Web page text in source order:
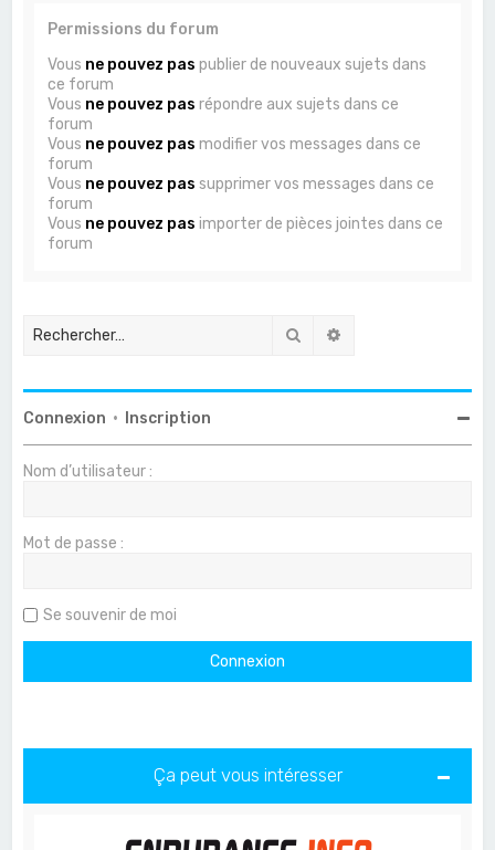
Permissions du forum
Vous ne pouvez pas publier de nouveaux sujets dans
ce forum
Vous ne pouvez pas répondre aux sujets dans ce
forum
Vous ne pouvez pas modifier vos messages dans ce
forum
Vous ne pouvez pas supprimer vos messages dans ce
forum
Vous ne pouvez pas importer de pièces jointes dans ce
forum
Rechercher
Connexion • Inscription
Nom d’utilisateur :
Mot de passe :
Se souvenir de moi
Ça peut vous intéresser